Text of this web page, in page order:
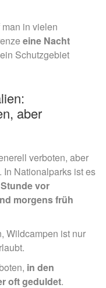
in vielen
eine Nacht
Schutzgebiet
aber
verboten, aber
. In Nationalparks ist es
vor
morgens früh
Wildcampen ist nur
in den
oft geduldet.